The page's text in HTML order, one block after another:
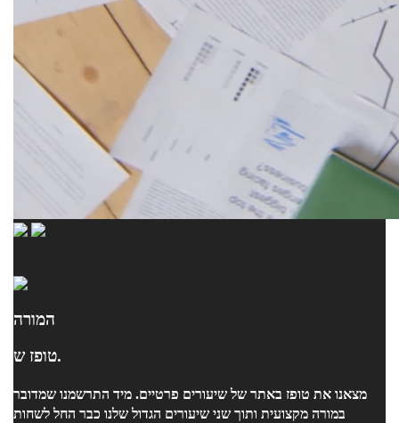
המורה
טופז ש.
מצאנו את טופז באתר של שיעורים פרטיים. מיד התרשמנו שמדובר
במורה מקצועית ותוך שני שיעורים הגדול שלנו כבר החל לשחות